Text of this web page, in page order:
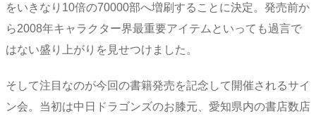
をいきなり10倍の70000部へ増刷することに決定。発売前か
ら2008年キャラクター界最重要アイテムといっても過言で
はない盛り上がりを見せつけました。
そして注目なのが今回の書籍発売を記念して開催されるサイ
ン会。当初は中日ドラゴンズのお膝元、愛知県内の書店数店